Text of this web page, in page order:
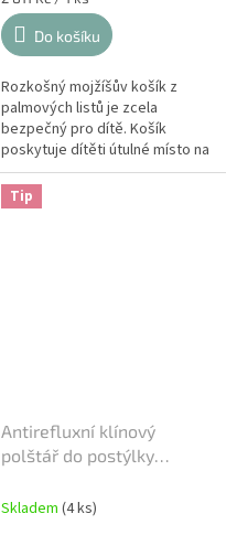
cena:
Do košíku
Rozkošný mojžíšův košík z
palmových listů je zcela
bezpečný pro dítě. Košík
poskytuje dítěti útulné místo na
spaní a pocit pohodlí. Koš je
také ideální na výlety. Může
být...
Tip
Antirefluxní klínový
polštář do postýlky
Skladem (4 ks)